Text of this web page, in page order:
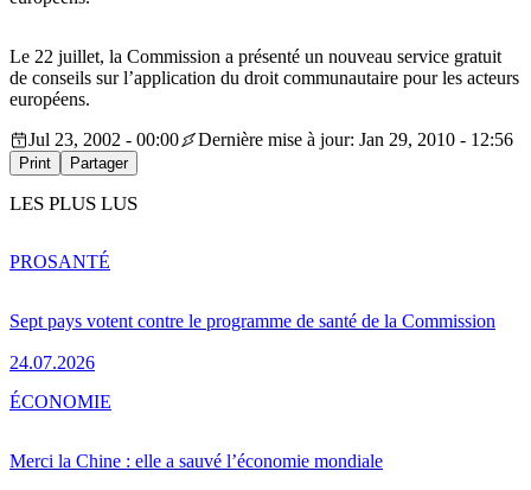
Le 22 juillet, la Commission a présenté un nouveau service gratuit
de conseils sur l’application du droit communautaire pour les acteurs
européens.
Jul 23, 2002 - 00:00
Dernière mise à jour: Jan 29, 2010 - 12:56
Print Partager
LES PLUS LUS
Sept pays votent contre le programme de santé de la Commission
24.07.2026
PROSANTÉ
Merci la Chine : elle a sauvé l’économie mondiale
ÉCONOMIE